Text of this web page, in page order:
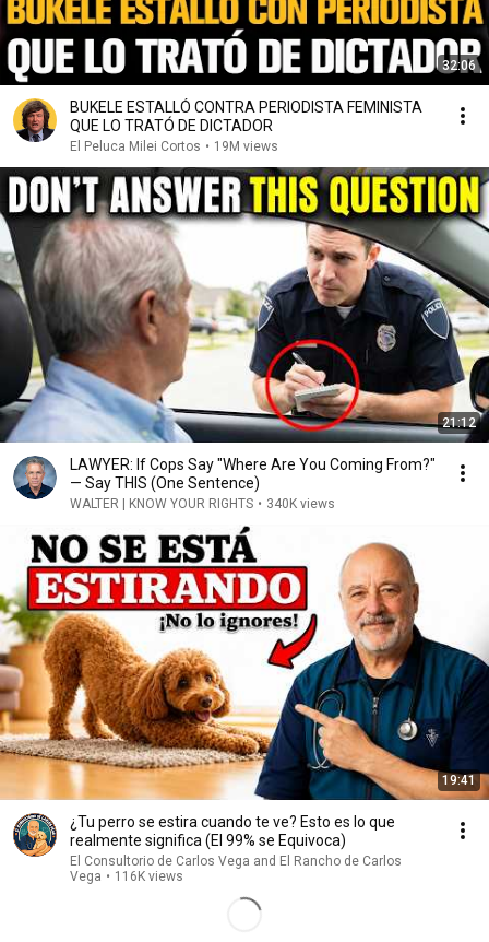
32:06
BUKELE ESTALLÓ CONTRA PERIODISTA FEMINISTA
QUE LO TRATÓ DE DICTADOR
El Peluca Milei Cortos • 19M views
21:12
LAWYER: If Cops Say "Where Are You Coming From?"
— Say THIS (One Sentence)
WALTER | KNOW YOUR RIGHTS • 340K views
19:41
¿Tu perro se estira cuando te ve? Esto es lo que
realmente significa (El 99% se Equivoca)
El Consultorio de Carlos Vega and El Rancho de Carlos
Vega • 116K views